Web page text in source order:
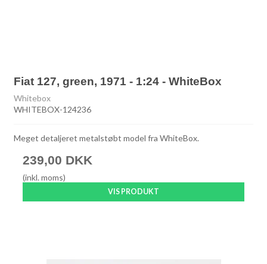
Fiat 127, green, 1971 - 1:24 - WhiteBox
Whitebox
WHITEBOX-124236
Meget detaljeret metalstøbt model fra WhiteBox.
239,00 DKK
(inkl. moms)
VIS PRODUKT